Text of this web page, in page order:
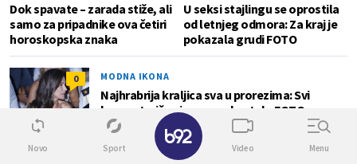
Dok spavate – zarada stiže, ali
samo za pripadnike ova četiri
horoskopska znaka
U seksi stajlingu se oprostila
od letnjeg odmora: Za kraj je
pokazala grudi FOTO
0 MODNA IKONA
Najhrabrija kraljica sva u prorezima: Svi
komentarišu njeno zgodno telo FOTO
Novo Sport Video Menu
✕